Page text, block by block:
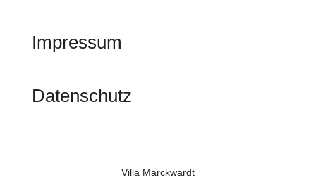
Impressum
Datenschutz
Villa Marckwardt